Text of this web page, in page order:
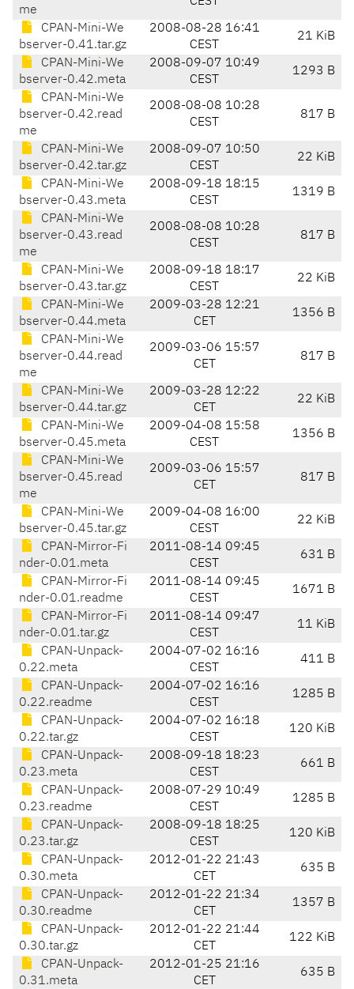
me
CPAN-Mini-We
bserver-0.41.tar.gz
2008-08-28 16:41
CEST
21 KiB
CPAN-Mini-We
bserver-0.42.meta
2008-09-07 10:49
CEST
1293 B
CPAN-Mini-We
bserver-0.42.read
me
2008-08-08 10:28
CEST
817 B
CPAN-Mini-We
bserver-0.42.tar.gz
2008-09-07 10:50
CEST
22 KiB
CPAN-Mini-We
bserver-0.43.meta
2008-09-18 18:15
CEST
1319 B
CPAN-Mini-We
bserver-0.43.read
me
2008-08-08 10:28
CEST
817 B
CPAN-Mini-We
bserver-0.43.tar.gz
2008-09-18 18:17
CEST
22 KiB
CPAN-Mini-We
bserver-0.44.meta
2009-03-28 12:21
CET
1356 B
CPAN-Mini-We
bserver-0.44.read
me
2009-03-06 15:57
CET
817 B
CPAN-Mini-We
bserver-0.44.tar.gz
2009-03-28 12:22
CET
22 KiB
CPAN-Mini-We
bserver-0.45.meta
2009-04-08 15:58
CEST
1356 B
CPAN-Mini-We
bserver-0.45.read
me
2009-03-06 15:57
CET
817 B
CPAN-Mini-We
bserver-0.45.tar.gz
2009-04-08 16:00
CEST
22 KiB
CPAN-Mirror-Fi
nder-0.01.meta
2011-08-14 09:45
CEST
631 B
CPAN-Mirror-Fi
nder-0.01.readme
2011-08-14 09:45
CEST
1671 B
CPAN-Mirror-Fi
nder-0.01.tar.gz
2011-08-14 09:47
CEST
11 KiB
CPAN-Unpack-
0.22.meta
2004-07-02 16:16
CEST
411 B
CPAN-Unpack-
0.22.readme
2004-07-02 16:16
CEST
1285 B
CPAN-Unpack-
0.22.tar.gz
2004-07-02 16:18
CEST
120 KiB
CPAN-Unpack-
0.23.meta
2008-09-18 18:23
CEST
661 B
CPAN-Unpack-
0.23.readme
2008-07-29 10:49
CEST
1285 B
CPAN-Unpack-
0.23.tar.gz
2008-09-18 18:25
CEST
120 KiB
CPAN-Unpack-
0.30.meta
2012-01-22 21:43
CET
635 B
CPAN-Unpack-
0.30.readme
2012-01-22 21:34
CET
1357 B
CPAN-Unpack-
0.30.tar.gz
2012-01-22 21:44
CET
122 KiB
CPAN-Unpack-
0.31.meta
2012-01-25 21:16
CET
635 B